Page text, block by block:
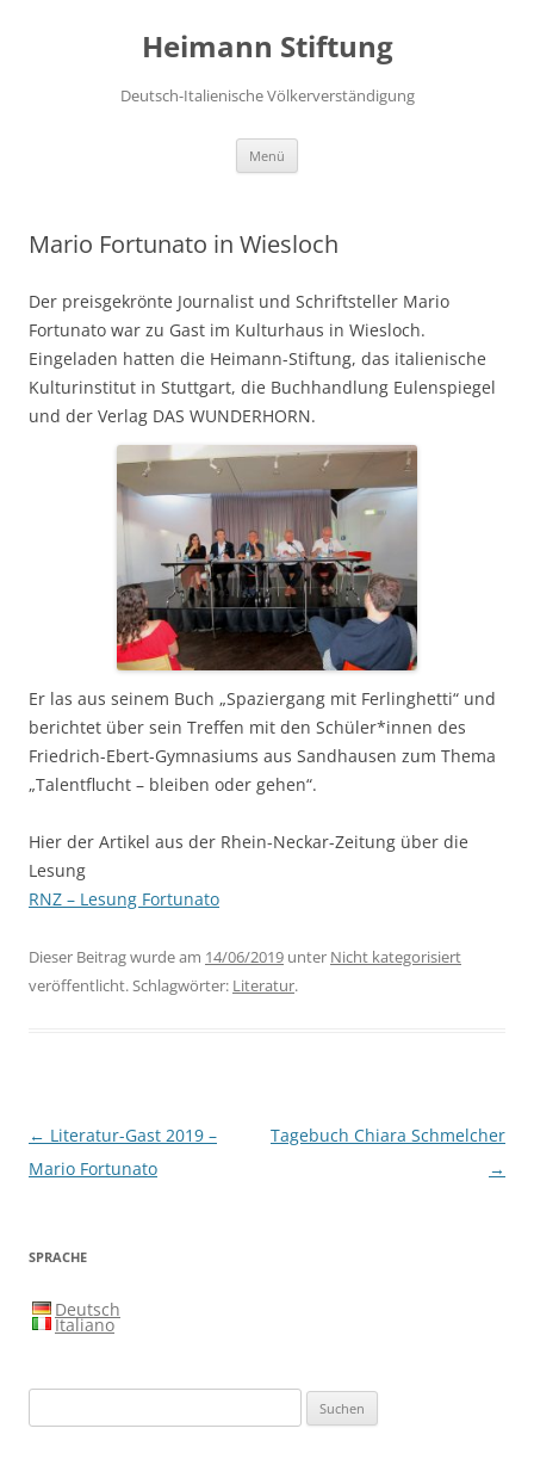
Heimann Stiftung
Deutsch-Italienische Völkerverständigung
Menü
Mario Fortunato in Wiesloch
Der preisgekrönte Journalist und Schriftsteller Mario
Fortunato war zu Gast im Kulturhaus in Wiesloch.
Eingeladen hatten die Heimann-Stiftung, das italienische
Kulturinstitut in Stuttgart, die Buchhandlung Eulenspiegel
und der Verlag DAS WUNDERHORN.
Er las aus seinem Buch „Spaziergang mit Ferlinghetti“ und
berichtet über sein Treffen mit den Schüler*innen des
Friedrich-Ebert-Gymnasiums aus Sandhausen zum Thema
„Talentflucht – bleiben oder gehen“.
Hier der Artikel aus der Rhein-Neckar-Zeitung über die
Lesung
RNZ – Lesung Fortunato
Dieser Beitrag wurde am 14/06/2019 unter Nicht kategorisiert
veröffentlicht. Schlagwörter: Literatur.
Beitragsnavigation
← Literatur-Gast 2019 –
Mario Fortunato
Tagebuch Chiara Schmelcher
→
SPRACHE
Deutsch
Italiano
nach: